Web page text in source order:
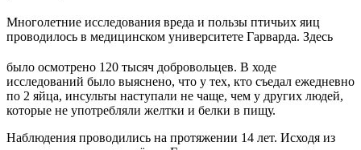
Многолетние исследования вреда и пользы птичьих яиц
проводилось в медицинском университете Гарварда. Здесь
было осмотрено 120 тысяч добровольцев. В ходе
исследований было выяснено, что у тех, кто съедал ежедневно
по 2 яйца, инсульты наступали не чаще, чем у других людей,
которые не употребляли желтки и белки в пищу.
Наблюдения проводились на протяжении 14 лет. Исходя из